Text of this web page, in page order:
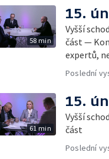
58 min
15.
Vyšší
část —
expertů,
Poslední
61 min
15.
Vyšší
část
Poslední